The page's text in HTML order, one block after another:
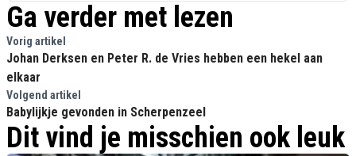
Ga verder met lezen
Vorig artikel
Johan Derksen en Peter R. de Vries hebben een hekel aan
elkaar
Volgend artikel
Babylijkje gevonden in Scherpenzeel
Dit vind je misschien ook leuk